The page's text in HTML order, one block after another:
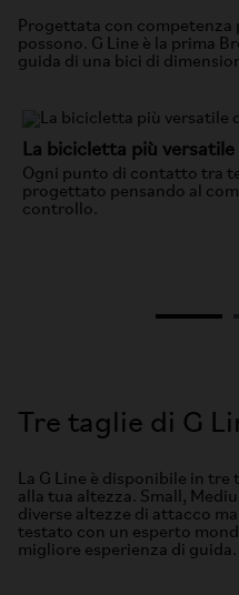
Progettata con competenza
possono. G Line è la prima
guida di una bici di
La bicicletta più
Ogni punto di contatto tra
progettato pensando al
controllo.
Tre taglie di G
La G Line è disponibile in
alla tua altezza. Small,
diverse altezze di attacco
testato con un esperto
migliore esperienza di guida.